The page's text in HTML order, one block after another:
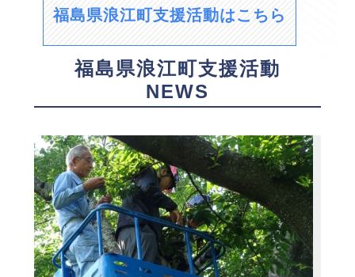
福島県浪江町支援活動はこちら
福島県浪江町支援活動
NEWS